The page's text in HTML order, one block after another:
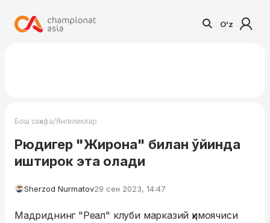
O'z
Бош саҳифа/Янгиликлар
Рюдигер "Жирона" билан ўйинда
иштирок эта олади
Sherzod Nurmatov29 сен 2023, 14:47
Мадриднинг "Реал" клуби марказий ҳимоячиси